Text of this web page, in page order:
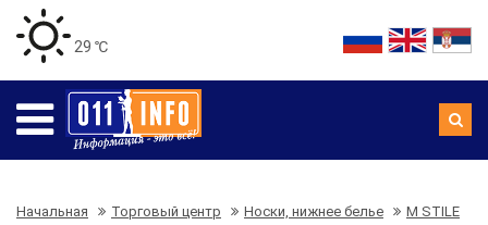
29 ℃
Начальная Торговый центр Носки, нижнее белье M STILE